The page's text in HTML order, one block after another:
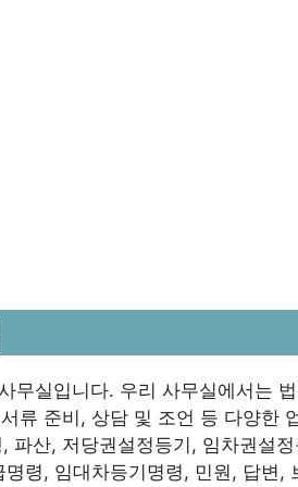
무실입니다. 우리 사무실에서는
류 준비, 상담 및 조언 등 다양한
파산, 저당권설정등기, 임차권설정
령, 임대차등기명령, 민원, 답변,